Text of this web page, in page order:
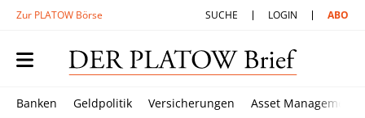
Zur PLATOW Börse SUCHE LOGIN ABO
Banken Geldpolitik Versicherungen Asset Management